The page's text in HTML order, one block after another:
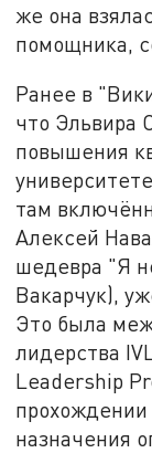
же она
помощника,
Ранее в
что Эльвира
повышения
там
Алексей
шедевра "Я
Вакарчук),
Это была
лидерства
Leadership
назначения